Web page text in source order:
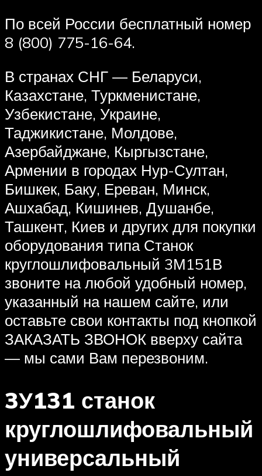
По всей России бесплатный номер
8 (800) 775-16-64.
В странах СНГ — Беларуси,
Казахстане, Туркменистане,
Узбекистане, Украине,
Таджикистане, Молдове,
Азербайджане, Кыргызстане,
Армении в городах Нур-Султан,
Бишкек, Баку, Ереван, Минск,
Ашхабад, Кишинев, Душанбе,
Ташкент, Киев и других для покупки
оборудования типа Станок
круглошлифовальный 3М151В
звоните на любой удобный номер,
указанный на нашем сайте, или
оставьте свои контакты под кнопкой
ЗАКАЗАТЬ ЗВОНОК вверху сайта
— мы сами Вам перезвоним.
3У131 станок
круглошлифовальный
универсальный